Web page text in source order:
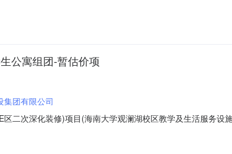
范围2.1建设地点：海口市龙华区龙桥镇羊山大道西侧2.2项目
公寓组团-暂估价项
集团有限公司
二次深化装修)项目(海南大学观澜湖校区教学及生活服务设
区二次深化装修)（招标项目编号：X460000290